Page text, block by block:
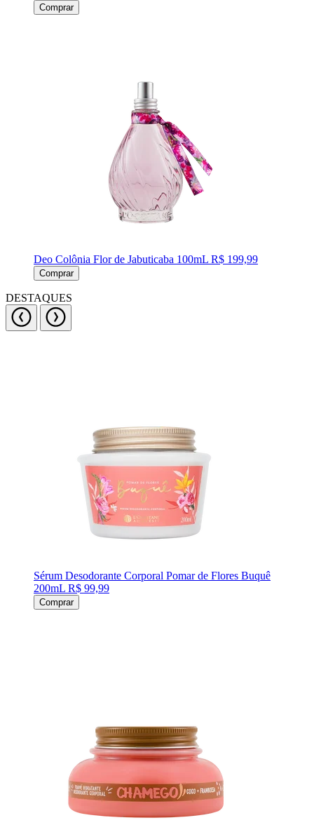
Comprar
Deo Colônia Flor de Jabuticaba 100mL R$ 199,99
Comprar
DESTAQUES
Sérum Desodorante Corporal Pomar de Flores Buquê
200mL R$ 99,99
Comprar